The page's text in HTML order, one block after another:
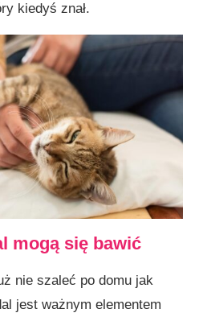
kiedyś znał.
mogą się bawić
nie szaleć po domu jak
jest ważnym elementem